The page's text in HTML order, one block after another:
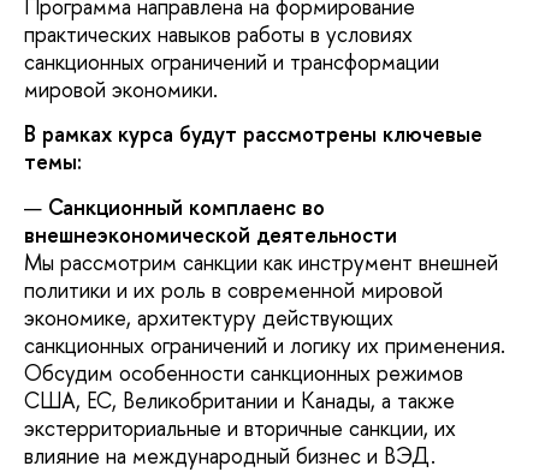
Программа направлена на формирование
практических навыков работы в условиях
санкционных ограничений и трансформации
мировой экономики.
В рамках курса будут рассмотрены ключевые
темы:
Санкционный комплаенс во
внешнеэкономической деятельности
Мы рассмотрим санкции как инструмент внешней
политики и их роль в современной мировой
экономике, архитектуру действующих
санкционных ограничений и логику их применения.
Обсудим особенности санкционных режимов
США, ЕС, Великобритании и Канады, а также
экстерриториальные и вторичные санкции, их
влияние на международный бизнес и ВЭД.